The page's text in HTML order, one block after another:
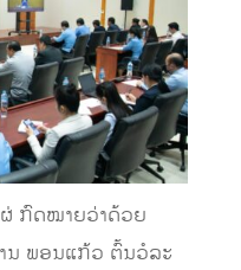
ກົດໝາຍວ່າດ້ວຍ
ນ ພອນແກ້ວ ຕົ້ນວໍລະ